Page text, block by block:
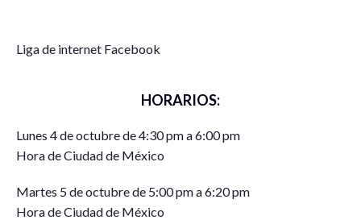
Liga de internet Facebook
HORARIOS:
Lunes 4 de octubre de 4:30 pm a 6:00 pm
Hora de Ciudad de México
Martes 5 de octubre de 5:00 pm a 6:20 pm
Hora de Ciudad de México